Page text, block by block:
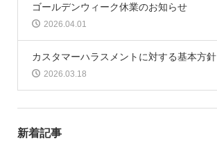
ゴールデンウィーク休業のお知らせ
2026.04.01
カスタマーハラスメントに対する基本方針
2026.03.18
新着記事